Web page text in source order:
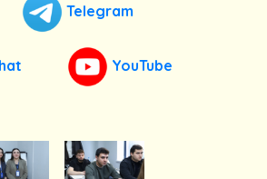
Telegram
YouTube